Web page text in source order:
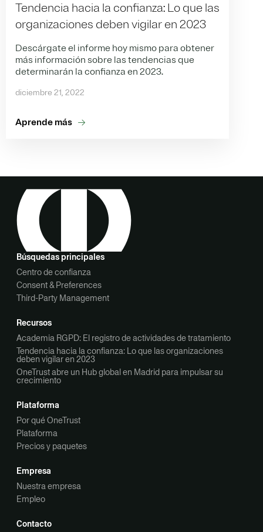
Tendencia hacia la confianza: Lo que las
organizaciones deben vigilar en 2023
Descárgate el informe hoy mismo para obtener
más información sobre las tendencias que
determinarán la confianza en 2023.
diciembre 21, 2022
Aprende más
Búsquedas principales
Centro de confianza
Consent & Preferences
Third-Party Management
Recursos
Academia RGPD: El registro de actividades de tratamiento
Tendencia hacia la confianza: Lo que las organizaciones
deben vigilar en 2023
OneTrust abre un Hub global en Madrid para impulsar su
crecimiento
Plataforma
Por qué OneTrust
Plataforma
Precios y paquetes
Empresa
Nuestra empresa
Empleo
Contacto